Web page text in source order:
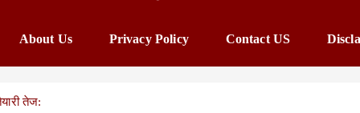
About Us Privacy Policy Contact US
तेज: